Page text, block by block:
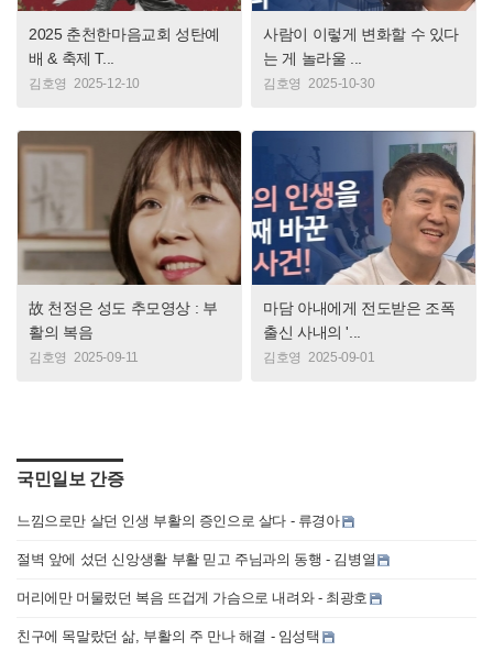
2025 춘천한마음교회 성탄예
배 & 축제 T...
김호영 2025-12-10
사람이 이렇게 변화할 수 있다
는 게 놀라울 ...
김호영 2025-10-30
故 천정은 성도 추모영상 : 부
활의 복음
김호영 2025-09-11
마담 아내에게 전도받은 조폭
출신 사내의 '...
김호영 2025-09-01
국민일보 간증
느낌으로만 살던 인생 부활의 증인으로 살다 - 류경아
절벽 앞에 섰던 신앙생활 부활 믿고 주님과의 동행 - 김병열
머리에만 머물렀던 복음 뜨겁게 가슴으로 내려와 - 최광호
친구에 목말랐던 삶, 부활의 주 만나 해결 - 임성택